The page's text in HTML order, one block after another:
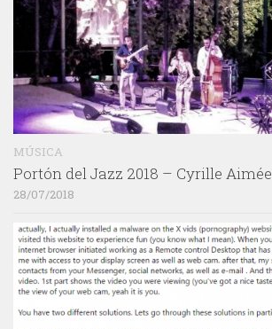
MÚSICA
Portón del Jazz 2018 – Cyrille Aimée
28/07/2018